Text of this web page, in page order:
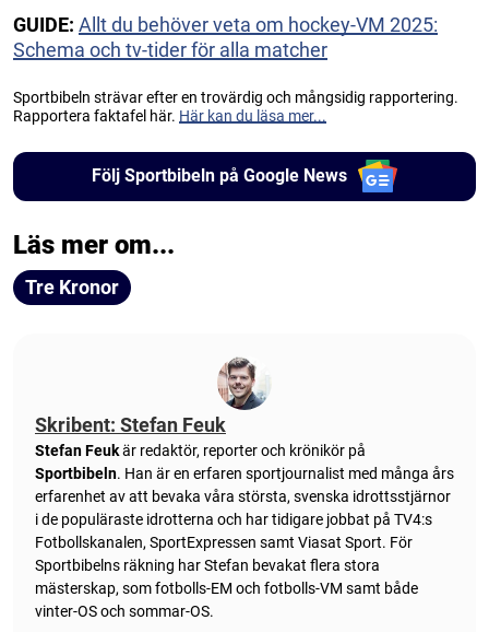
GUIDE: Allt du behöver veta om hockey-VM 2025:
Schema och tv-tider för alla matcher
Sportbibeln strävar efter en trovärdig och mångsidig rapportering.
Rapportera faktafel här. Här kan du läsa mer...
Följ Sportbibeln på Google News
Läs mer om...
Tre Kronor
Skribent: Stefan Feuk
Stefan Feukär redaktör, reporter och krönikör på
Sportbibeln. Han är en erfaren sportjournalist med många års
erfarenhet av att bevaka våra största, svenska idrottsstjärnor
i de populäraste idrotterna och har tidigare jobbat på TV4:s
Fotbollskanalen, SportExpressen samt Viasat Sport. För
Sportbibelns räkning har Stefan bevakat flera stora
mästerskap, som fotbolls-EM och fotbolls-VM samt både
vinter-OS och sommar-OS.